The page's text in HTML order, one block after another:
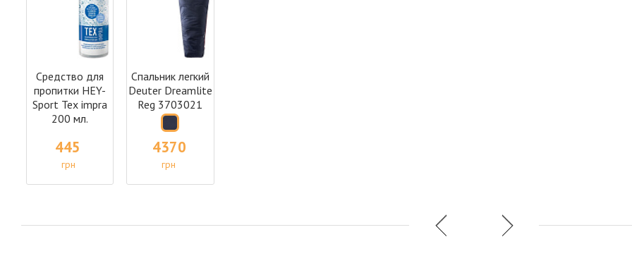
Средство для
пропитки HEY-
Sport Tex impra
200 мл.
445
грн
Спальник легкий
Deuter Dreamlite
Reg 3703021
4370
грн